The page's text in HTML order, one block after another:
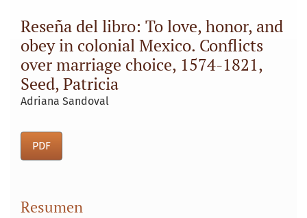
Reseña del libro: To love, honor, and
obey in colonial Mexico. Conflicts
over marriage choice, 1574-1821,
Seed, Patricia
Adriana Sandoval
PDF
Resumen